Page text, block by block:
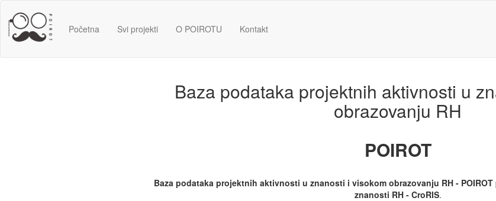
Početna Svi projekti O POIROTU Kontakt
Baza podataka projektnih aktivnosti u
obrazovanju RH
POIROT
Baza podataka projektnih aktivnosti u znanosti i visokom obrazovanju RH - POIROT
znanosti RH - CroRIS.